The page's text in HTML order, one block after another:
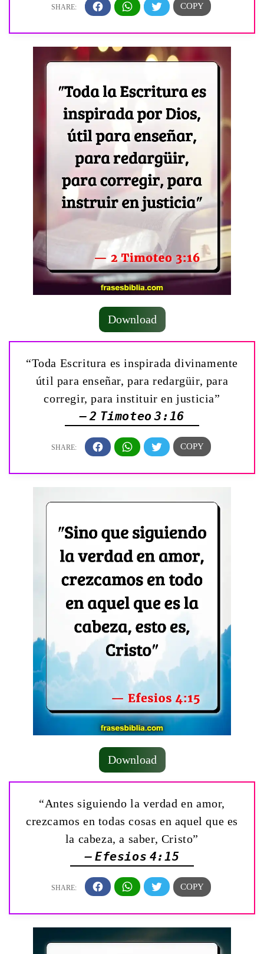
Download
“Toda Escritura es inspirada divinamente
útil para enseñar, para redargüir, para
corregir, para instituir en justicia”
— 2 Timoteo 3:16
Download
“Antes siguiendo la verdad en amor,
crezcamos en todas cosas en aquel que es
la cabeza, a saber, Cristo”
— Efesios 4:15